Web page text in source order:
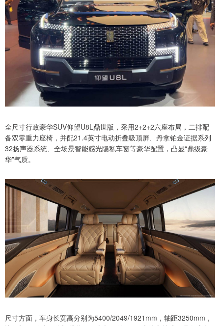
全尺寸行政豪华SUV仰望U8L鼎世版，采用2+2+2六座布局，二排配
备双零重力座椅，并配21.4英寸电动折叠吸顶屏、丹拿铂金证据系列
32扬声器系统、全场景智能感光隐私车窗等豪华配置，凸显“鼎级豪
华”气质。
尺寸方面，车身长宽高分别为5400/2049/1921mm，轴距3250mm，